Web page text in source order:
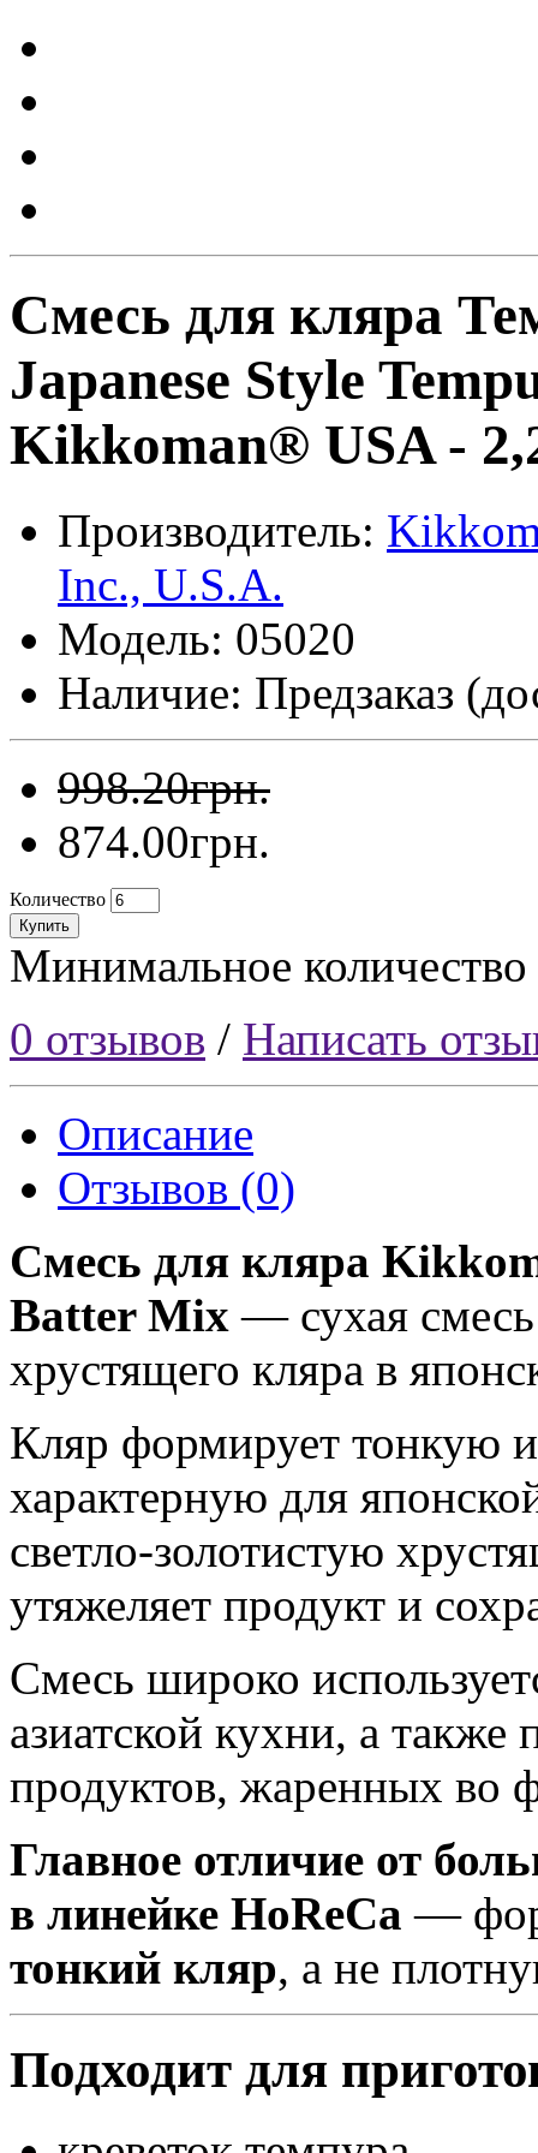
Смесь для кляра
Japanese Style
Kikkoman® USA -
Производитель:
Inc., U.S.A.
Модель: 05020
Наличие: Предзаказ
998.20грн.
874.00грн.
Количество
Купить
Минимальное количество
0 отзывов / Написать
Описание
Отзывов (0)
Смесь для кляра
Batter Mix — сухая смесь
хрустящего кляра в
Кляр формирует тонкую
характерную для
светло-золотистую
утяжеляет продукт и
Смесь широко
азиатской кухни, а
продуктов, жаренных во
Главное отличие от
в линейке HoReCa —
тонкий кляр, а не
Подходит для